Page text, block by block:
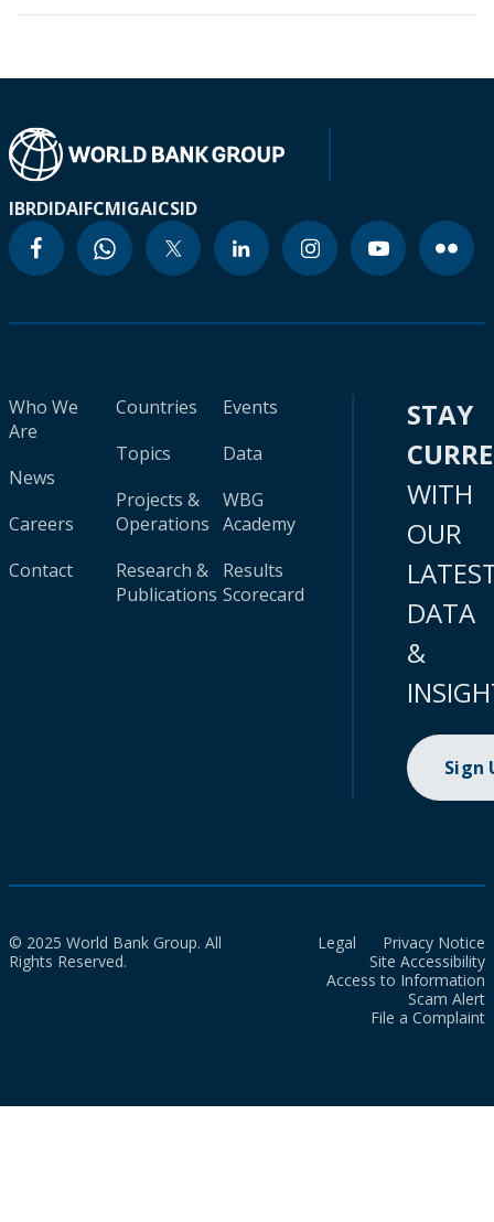
IBRDIDAIFCMIGAICSID
Who We
Are
News
Careers
Contact
Countries
Topics
Projects &
Operations
Research &
Publications
Events
Data
WBG
Academy
Results
Scorecard
STAY
WITH
OUR
DATA
&
Sign
© 2025 World Bank Group. All
Rights Reserved.
Legal
Privacy Notice
Site Accessibility
Access to Information
Scam Alert
File a Complaint